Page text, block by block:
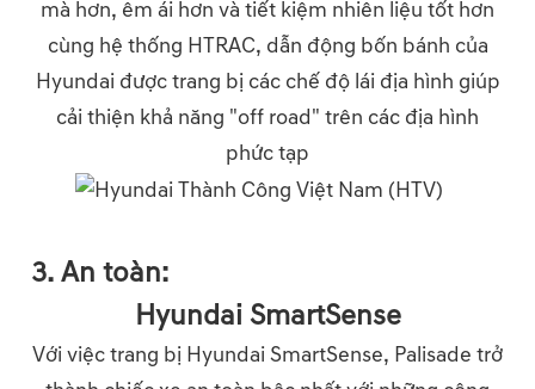
mà hơn, êm ái hơn và tiết kiệm nhiên liệu tốt hơn
cùng hệ thống HTRAC, dẫn động bốn bánh của
Hyundai được trang bị các chế độ lái địa hình giúp
cải thiện khả năng "off road" trên các địa hình
phức tạp
3. An toàn:
Hyundai SmartSense
Với việc trang bị Hyundai SmartSense, Palisade trở